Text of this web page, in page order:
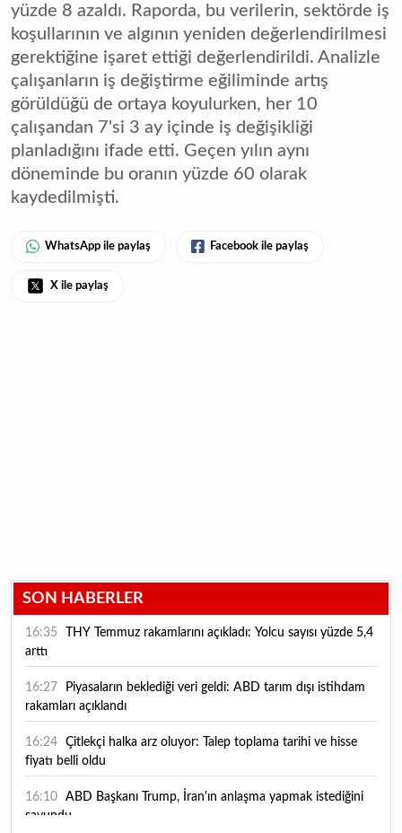
yüzde 8 azaldı. Raporda, bu verilerin, sektörde iş
koşullarının ve algının yeniden değerlendirilmesi
gerektiğine işaret ettiği değerlendirildi. Analizle
çalışanların iş değiştirme eğiliminde artış
görüldüğü de ortaya koyulurken, her 10
çalışandan 7'si 3 ay içinde iş değişikliği
planladığını ifade etti. Geçen yılın aynı
döneminde bu oranın yüzde 60 olarak
kaydedilmişti.
WhatsApp ile paylaş Facebook ile paylaş
X ile paylaş
SON HABERLER
16:35
arttı
16:27
rakamları açıklandı
16:24
fiyatı belli oldu
16:10
savundu